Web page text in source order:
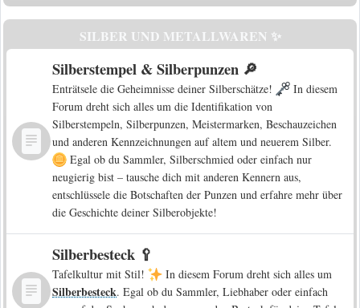
SILBER UND METALLWAREN ✨
Silberstempel & Silberpunzen 🔎
Enträtsele die Geheimnisse deiner Silberschätze!
In diesem
Forum dreht sich alles um die Identifikation von
Silberstempeln, Silberpunzen, Meistermarken, Beschauzeichen
und anderen Kennzeichnungen auf altem und neuerem Silber.
Egal ob du Sammler, Silberschmied oder einfach nur
neugierig bist – tausche dich mit anderen Kennern aus,
entschlüssele die Botschaften der Punzen und erfahre mehr über
die Geschichte deiner Silberobjekte!
Silberbesteck 🥄
Tafelkultur mit Stil! In diesem Forum dreht sich alles um
Silberbesteck. Egal ob du Sammler, Liebhaber oder einfach